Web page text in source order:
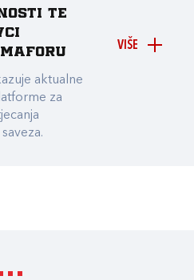
VIŠE
te
aktualne
za